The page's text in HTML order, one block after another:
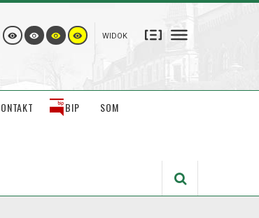
WIDOK
BIP SOM